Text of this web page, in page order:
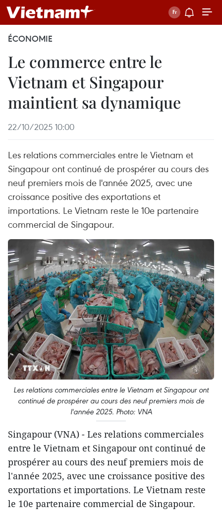
ÉCONOMIE
Le commerce entre le
Vietnam et Singapour
maintient sa dynamique
22/10/2025 10:00
Les relations commerciales entre le Vietnam et
Singapour ont continué de prospérer au cours des
neuf premiers mois de l'année 2025, avec une
croissance positive des exportations et
importations. Le Vietnam reste le 10e partenaire
commercial de Singapour.
Les relations commerciales entre le Vietnam et Singapour ont
continué de prospérer au cours des neuf premiers mois de
l'année 2025. Photo: VNA
Singapour (VNA) - Les relations commerciales
entre le Vietnam et Singapour ont continué de
prospérer au cours des neuf premiers mois de
l'année 2025, avec une croissance positive des
exportations et importations. Le Vietnam reste
le 10e partenaire commercial de Singapour.